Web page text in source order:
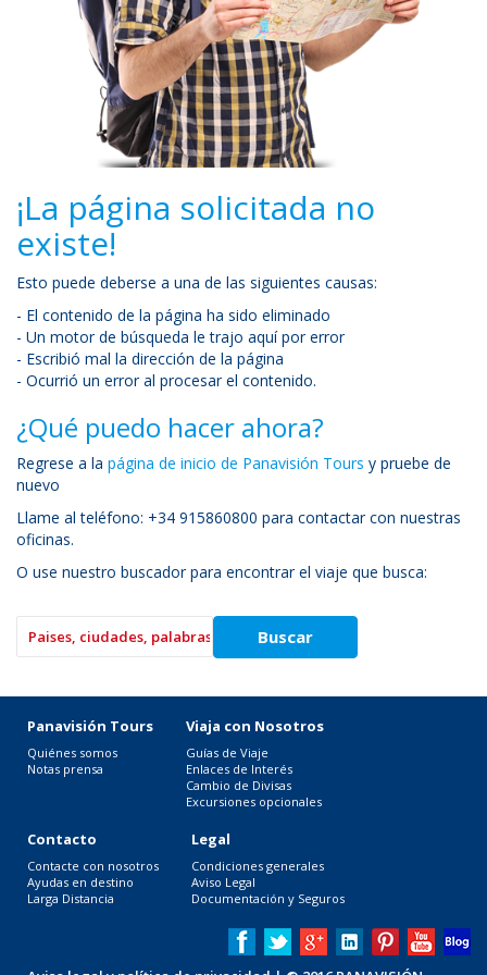
¡La página solicitada no
existe!
Esto puede deberse a una de las siguientes causas:
- El contenido de la página ha sido eliminado
- Un motor de búsqueda le trajo aquí por error
- Escribió mal la dirección de la página
- Ocurrió un error al procesar el contenido.
¿Qué puedo hacer ahora?
Regrese a la página de inicio de Panavisión Tours y pruebe de
nuevo
Llame al teléfono: +34 915860800 para contactar con nuestras
oficinas.
O use nuestro buscador para encontrar el viaje que busca:
Panavisión Tours
Quiénes somos
Notas prensa
Viaja con Nosotros
Guías de Viaje
Enlaces de Interés
Cambio de Divisas
Excursiones opcionales
Contacto
Contacte con nosotros
Ayudas en destino
Larga Distancia
Legal
Condiciones generales
Aviso Legal
Documentación y Seguros